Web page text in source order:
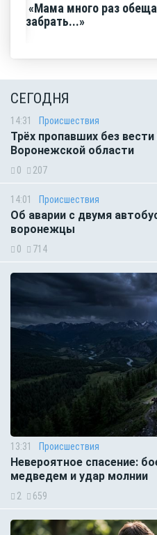
«Мама много раз
забрать...»
СЕГОДНЯ
14:31 Происшествия
Трёх пропавших без
Воронежской области
0 207
14:01 Происшествия
Об аварии с двумя
воронежцы
0 714
13:31 Происшествия
Невероятное спасение:
медведем и удар молнии
2 659